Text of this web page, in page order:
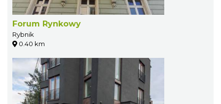
Forum Rynkowy
Rybnik
0.40 km